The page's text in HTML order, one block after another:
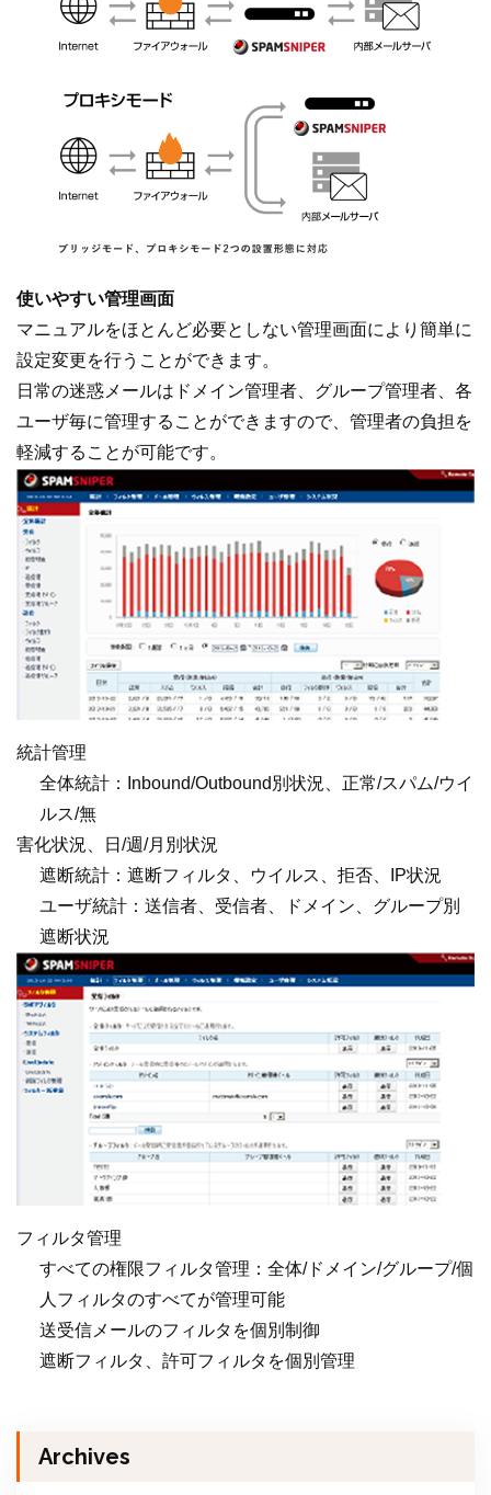
使いやすい管理画面
マニュアルをほとんど必要としない管理画面により簡単に
設定変更を行うことができます。
日常の迷惑メールはドメイン管理者、グループ管理者、各
ユーザ毎に管理することができますので、管理者の負担を
軽減することが可能です。
統計管理
全体統計：Inbound/Outbound別状況、正常/スパム/ウイ
ルス/無
害化状況、日/週/月別状況
遮断統計：遮断フィルタ、ウイルス、拒否、IP状況
ユーザ統計：送信者、受信者、ドメイン、グループ別
遮断状況
フィルタ管理
すべての権限フィルタ管理：全体/ドメイン/グループ/個
人フィルタのすべてが管理可能
送受信メールのフィルタを個別制御
遮断フィルタ、許可フィルタを個別管理
Archives